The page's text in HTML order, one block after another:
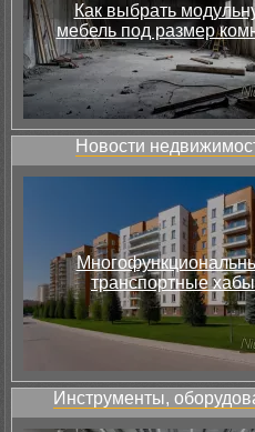
Как выбрать
мебель под размер
Новости
транспортные хабы
Инструменты,